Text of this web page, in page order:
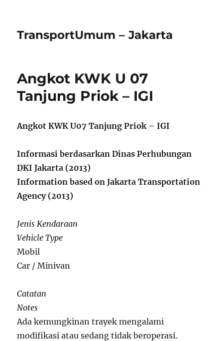
TransportUmum – Jakarta
Angkot KWK U 07
Tanjung Priok – IGI
Angkot KWK U07 Tanjung Priok – IGI
Informasi berdasarkan Dinas Perhubungan
DKI Jakarta (2013)
Information based on Jakarta Transportation
Agency (2013)
Jenis Kendaraan
Vehicle Type
Mobil
Car / Minivan
Catatan
Notes
Ada kemungkinan trayek mengalami
modifikasi atau sedang tidak beroperasi.